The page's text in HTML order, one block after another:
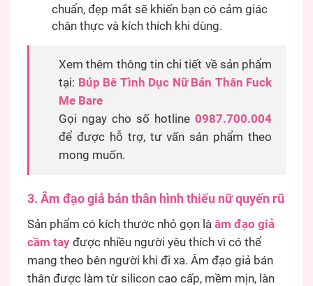
chuẩn, đẹp mắt sẽ khiến bạn có cảm giác
chân thực và kích thích khi dùng.
Xem thêm thông tin chi tiết về sản phẩm
tại: Búp Bê Tình Dục Nữ Bán Thân Fuck
Me Bare
Gọi ngay cho số hotline 0987.700.004
để được hỗ trợ, tư vấn sản phẩm theo
mong muốn.
3. Âm đạo giả bán thân hình thiếu nữ quyến rũ
Sản phẩm có kích thước nhỏ gọn là âm đạo giả
cầm tay được nhiều người yêu thích vì có thể
mang theo bên người khi đi xa. Âm đạo giả bán
thân được làm từ silicon cao cấp, mềm mịn, làn